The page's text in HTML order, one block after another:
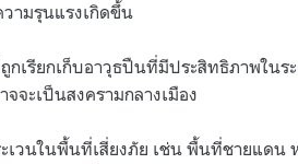
ามรุนแรงเกิดขึ้น
เรียกเก็บอาวุธปืนที่มีประสิทธิภาพในร
จะเป็นสงครามกลางเมือง
วนในพื้นที่เสี่ยงภัย เช่น พื้นที่ชายแดน